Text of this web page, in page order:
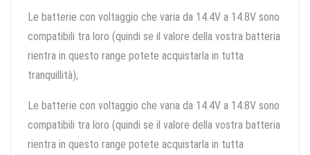
Le batterie con voltaggio che varia da 14.4V a 14.8V sono
compatibili tra loro (quindi se il valore della vostra batteria
rientra in questo range potete acquistarla in tutta
tranquillità);
Le batterie con voltaggio che varia da 14.4V a 14.8V sono
compatibili tra loro (quindi se il valore della vostra batteria
rientra in questo range potete acquistarla in tutta